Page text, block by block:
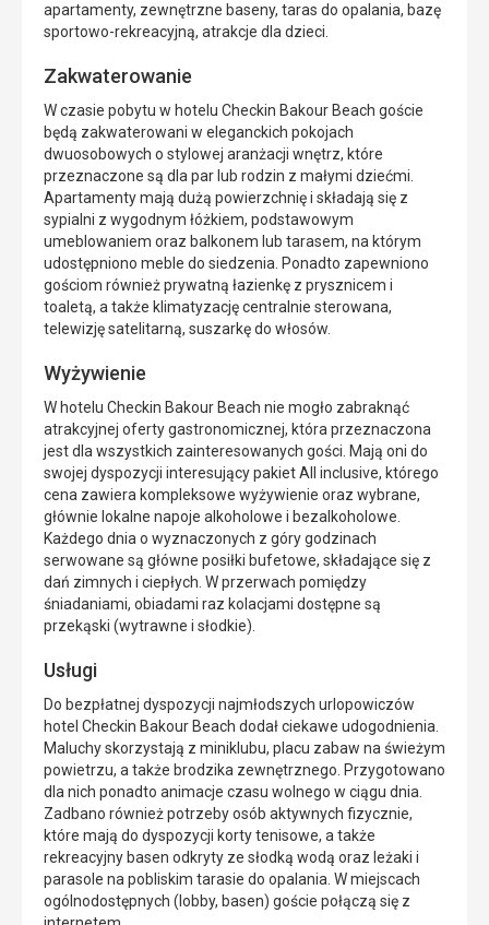
apartamenty, zewnętrzne baseny, taras do opalania, bazę
sportowo-rekreacyjną, atrakcje dla dzieci.
Zakwaterowanie
W czasie pobytu w hotelu Checkin Bakour Beach goście
będą zakwaterowani w eleganckich pokojach
dwuosobowych o stylowej aranżacji wnętrz, które
przeznaczone są dla par lub rodzin z małymi dziećmi.
Apartamenty mają dużą powierzchnię i składają się z
sypialni z wygodnym łóżkiem, podstawowym
umeblowaniem oraz balkonem lub tarasem, na którym
udostępniono meble do siedzenia. Ponadto zapewniono
gościom również prywatną łazienkę z prysznicem i
toaletą, a także klimatyzację centralnie sterowana,
telewizję satelitarną, suszarkę do włosów.
Wyżywienie
W hotelu Checkin Bakour Beach nie mogło zabraknąć
atrakcyjnej oferty gastronomicznej, która przeznaczona
jest dla wszystkich zainteresowanych gości. Mają oni do
swojej dyspozycji interesujący pakiet All inclusive, którego
cena zawiera kompleksowe wyżywienie oraz wybrane,
głównie lokalne napoje alkoholowe i bezalkoholowe.
Każdego dnia o wyznaczonych z góry godzinach
serwowane są główne posiłki bufetowe, składające się z
dań zimnych i ciepłych. W przerwach pomiędzy
śniadaniami, obiadami raz kolacjami dostępne są
przekąski (wytrawne i słodkie).
Usługi
Do bezpłatnej dyspozycji najmłodszych urlopowiczów
hotel Checkin Bakour Beach dodał ciekawe udogodnienia.
Maluchy skorzystają z miniklubu, placu zabaw na świeżym
powietrzu, a także brodzika zewnętrznego. Przygotowano
dla nich ponadto animacje czasu wolnego w ciągu dnia.
Zadbano również potrzeby osób aktywnych fizycznie,
które mają do dyspozycji korty tenisowe, a także
rekreacyjny basen odkryty ze słodką wodą oraz leżaki i
parasole na pobliskim tarasie do opalania. W miejscach
ogólnodostępnych (lobby, basen) goście połączą się z